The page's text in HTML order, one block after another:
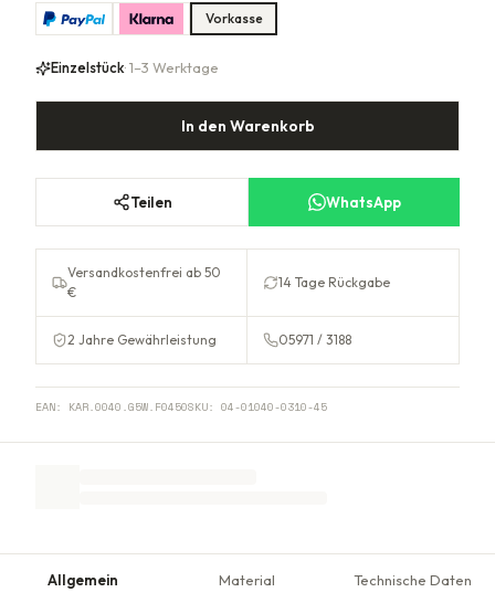
Vorkasse
Einzelstück· 1–3 Werktage
In den Warenkorb
Teilen WhatsApp
Versandkostenfrei ab 50
€
14 Tage Rückgabe
2 Jahre Gewährleistung 05971 / 3188
EAN: KAR.0040.G5W.F0450SKU: 04-01040-0310-45
Allgemein Material Technische Daten